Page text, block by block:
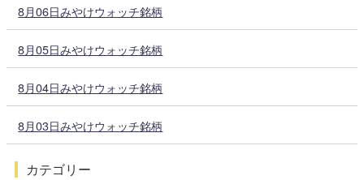
8月06日みやけウォッチ銘柄
8月05日みやけウォッチ銘柄
8月04日みやけウォッチ銘柄
8月03日みやけウォッチ銘柄
カテゴリー